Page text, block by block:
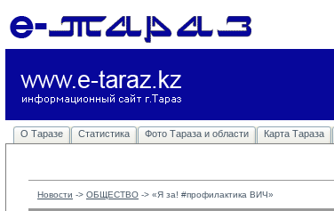
О Таразе Статистика Фото Тараза и области Карта Тараза
Новости -> ОБЩЕСТВО -> «Я за! #профилактика ВИЧ»